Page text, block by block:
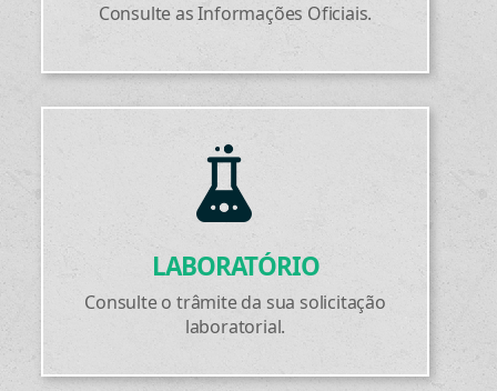
Consulte as Informações Oficiais.
LABORATÓRIO
Consulte o trâmite da sua solicitação
laboratorial.